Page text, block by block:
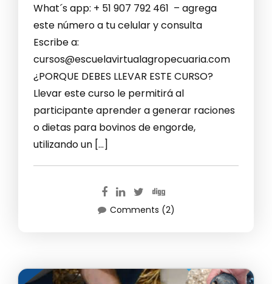
What´s app: + 51 907 792 461 – agrega
este número a tu celular y consulta
Escribe a:
cursos@escuelavirtualagropecuaria.com
¿PORQUE DEBES LLEVAR ESTE CURSO?
Llevar este curso le permitirá al
participante aprender a generar raciones
o dietas para bovinos de engorde,
utilizando un […]
Comments (2)